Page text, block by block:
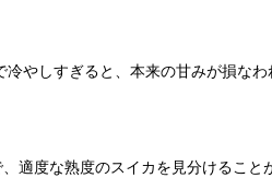
やしすぎると、本来の甘みが損な
適度な熟度のスイカを見分けるこ